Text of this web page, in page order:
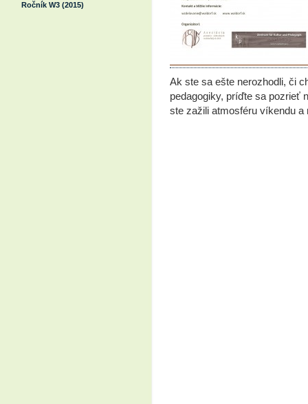
Ak ste sa ešte nerozhodli, či
pedagogiky, príďte sa pozrieť
ste zažili atmosféru víkendu a
Ročník W3 (2015)